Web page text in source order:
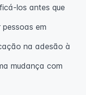
los antes que
em
na adesão à
mudança com